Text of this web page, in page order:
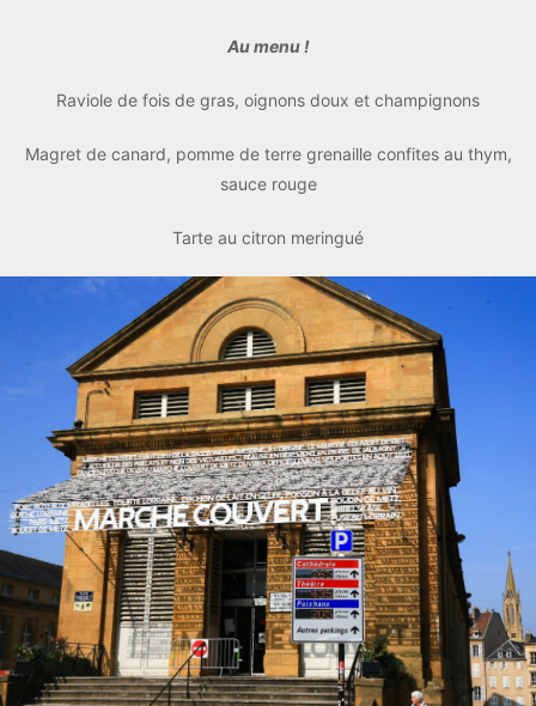
Au menu !
Raviole de fois de gras, oignons doux et champignons
Magret de canard, pomme de terre grenaille confites au thym,
sauce rouge
Tarte au citron meringué